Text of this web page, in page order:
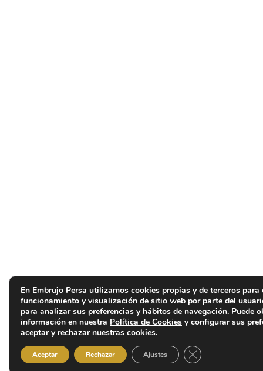
En Embrujo Persa utilizamos cookies propias y de terceros para
funcionamiento y visualización de sitio web por parte del
para analizar sus preferencias y hábitos de navegación. Puede
información en nuestra Política de Cookies y configurar sus
aceptar y rechazar nuestras cookies.
Aceptar Rechazar Ajustes Cerrar el banner